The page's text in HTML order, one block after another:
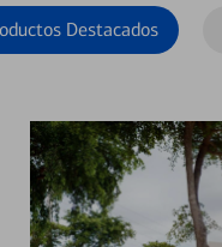
Destacados